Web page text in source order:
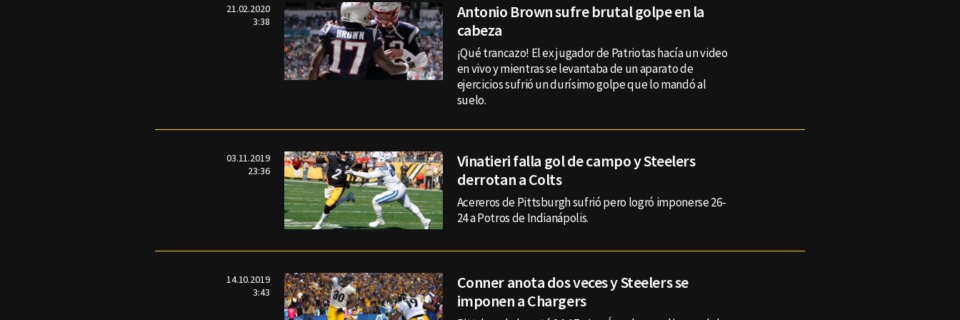
21.02.2020
3:38
Antonio Brown sufre brutal golpe en la
cabeza
¡Qué trancazo! El ex jugador de Patriotas hacía un video
en vivo y mientras se levantaba de un aparato de
ejercicios sufrió un durísimo golpe que lo mandó al
suelo.
03.11.2019
23:36
Vinatieri falla gol de campo y Steelers
derrotan a Colts
Acereros de Pittsburgh sufrió pero logró imponerse 26-
24 a Potros de Indianápolis.
14.10.2019
3:43
Conner anota dos veces y Steelers se
imponen a Chargers